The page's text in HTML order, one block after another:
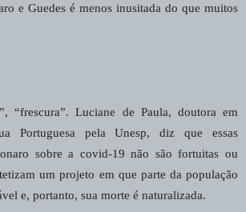
e Guedes é menos inusitada do que muitos
“frescura”. Luciane de Paula, doutora em
Portuguesa pela Unesp, diz que essas
sobre a covid-19 não são fortuitas ou
um projeto em que parte da população
e, portanto, sua morte é naturalizada.